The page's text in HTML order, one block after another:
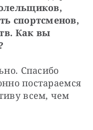
спортсменов,
Как вы
Спасибо
постараемся
всем, чем